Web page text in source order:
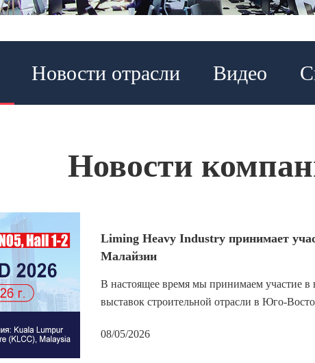
Новости отрасли Видео
Новости
Liming Heavy Industry принимает
Малайзии
В настоящее время мы принимаем участие
выставок строительной отрасли в Юго-
08/05/2026